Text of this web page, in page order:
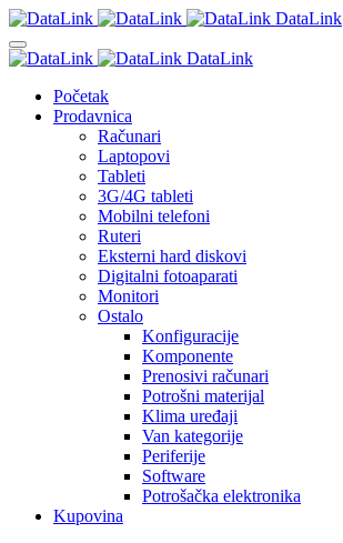
DataLink
DataLink
Početak
Prodavnica
Računari
Laptopovi
Tableti
3G/4G tableti
Mobilni telefoni
Ruteri
Eksterni hard diskovi
Digitalni fotoaparati
Monitori
Ostalo
Konfiguracije
Komponente
Prenosivi računari
Potrošni materijal
Klima uređaji
Van kategorije
Periferije
Software
Potrošačka elektronika
Kupovina